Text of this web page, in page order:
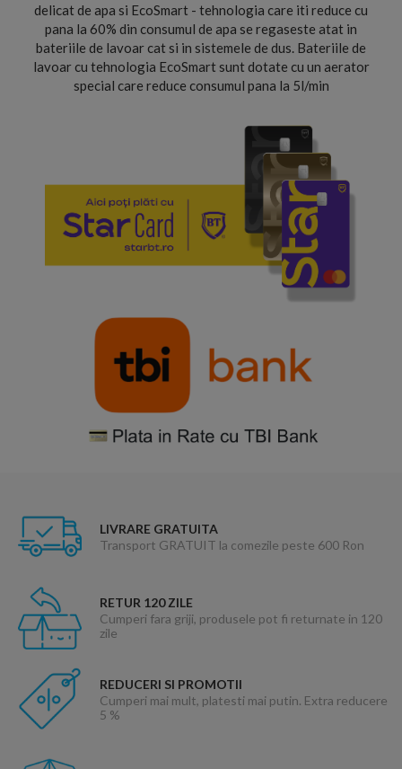
delicat de apa si EcoSmart - tehnologia care iti reduce cu
pana la 60% din consumul de apa se regaseste atat in
bateriile de lavoar cat si in sistemele de dus. Bateriile de
lavoar cu tehnologia EcoSmart sunt dotate cu un aerator
special care reduce consumul pana la 5l/min
LIVRARE GRATUITA
Transport GRATUIT la comezile peste 600 Ron
RETUR 120 ZILE
Cumperi fara griji, produsele pot fi returnate in 120
zile
REDUCERI SI PROMOTII
Cumperi mai mult, platesti mai putin. Extra reducere
5 %